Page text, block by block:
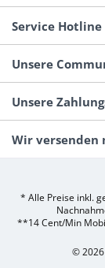
Service Hotline
Unsere
Unsere
Wir versenden
* Alle Preise inkl.
**14 Cent/Min
© 2026